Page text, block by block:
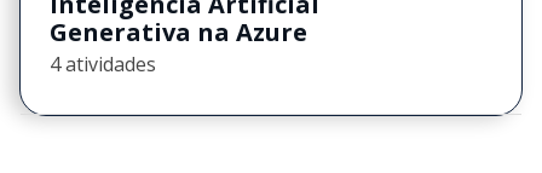
Generativa na Azure
4 atividades